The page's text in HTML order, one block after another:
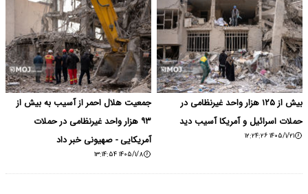
بیش از ۱۲۵ هزار واحد غیرنظامی در
حملات اسرائیل و آمریکا آسیب دید
۱۴۰۵/۱/۲۱ ۱۲:۲۴:۲۶
جمعیت هلال احمر از آسیب به بیش از
۹۳ هزار واحد غیرنظامی در حملات
آمریکایی - صهیونی خبر داد
۱۴۰۵/۱/۸ ۱۳:۱۴:۵۴